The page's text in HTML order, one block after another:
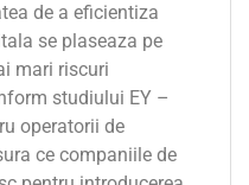
de a eficientiza
se plaseaza pe
mari riscuri
studiului EY –
operatorii de
ce companiile de